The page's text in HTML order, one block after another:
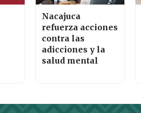
Nacajuca
refuerza acciones
contra las
adicciones y la
salud mental